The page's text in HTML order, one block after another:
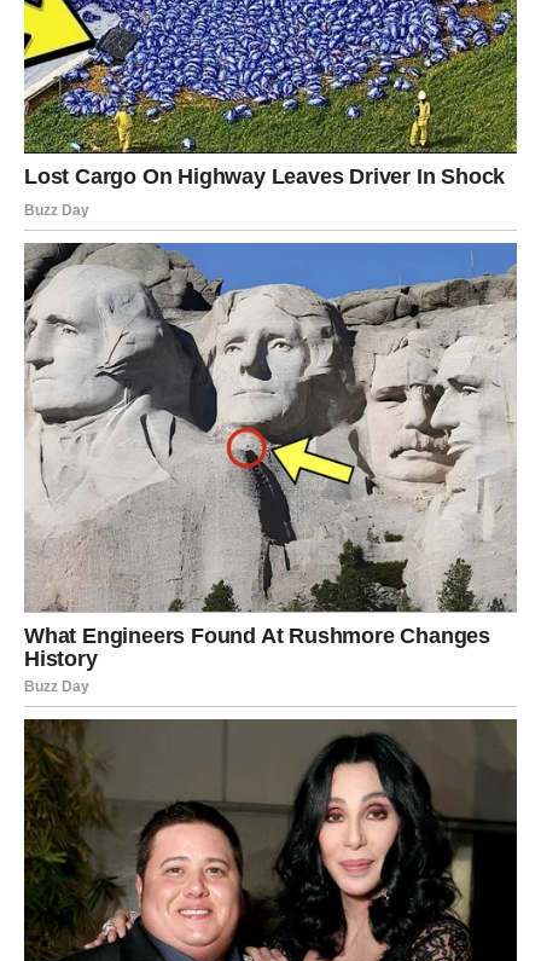
Karmičke energije su naglašene. Događaji koji se
dešavaju nisu slučajni – oni su rezultat prošlih odluka,
izgovorenih reči i propuštenih prilika. Sve dolazi na
naplatu, ali i na nagradu.
Unutrašnja transformacija
Iako će spoljašnji događaji biti dramatični, najveća
promena dešava se unutar vas. Lav ulazi u fazu dubokog
preispitivanja. Ono što ste smatrali svojom sigurnošću
sada se menja, a vi otkrivate novu dimenziju sopstvene
ličnosti.
Ovo su dani kada se ruše iluzije i rađa nova svest. Snaga
koju posedujete dolazi do izražaja upravo u trenucima
kada sve izgleda nestabilno.